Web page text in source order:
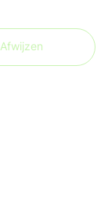
Afwijzen